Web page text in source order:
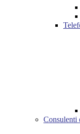
Consulenti